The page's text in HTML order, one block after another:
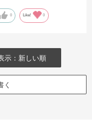
もうちょっと調べ
0 Like! 0
示：新しい順
く